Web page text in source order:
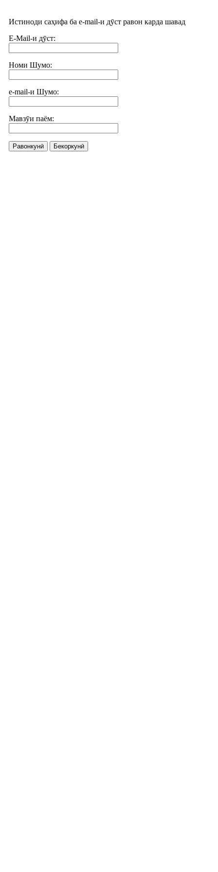
Истиноди саҳифа ба e-mail-и дӯст равон карда шавад
E-Mail-и дӯст:
Номи Шумо:
e-mail-и Шумо:
Мавзӯи паём:
Равонкунӣ Бекоркунӣ